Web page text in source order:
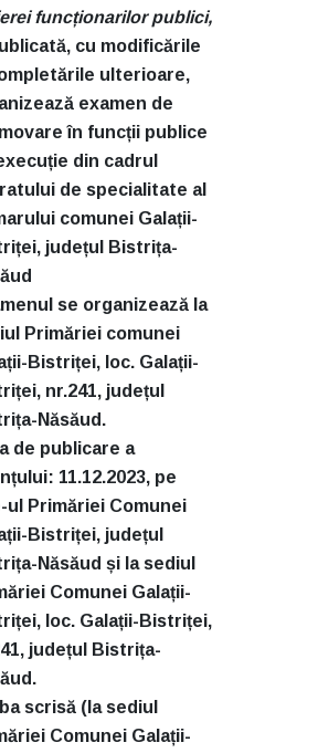
funcționarilor publici,
cu modificările
ulterioare,
examen de
în funcții publice
din cadrul
de specialitate al
comunei Galații-
județul Bistrița-
se organizează la
Primăriei comunei
Bistriței, loc. Galații-
nr.241, județul
Năsăud.
de publicare a
11.12.2023, pe
ul Primăriei Comunei
Bistriței, județul
Năsăud și la sediul
Comunei Galații-
loc. Galații-Bistriței,
județul Bistrița-
scrisă (la sediul
Comunei Galații-